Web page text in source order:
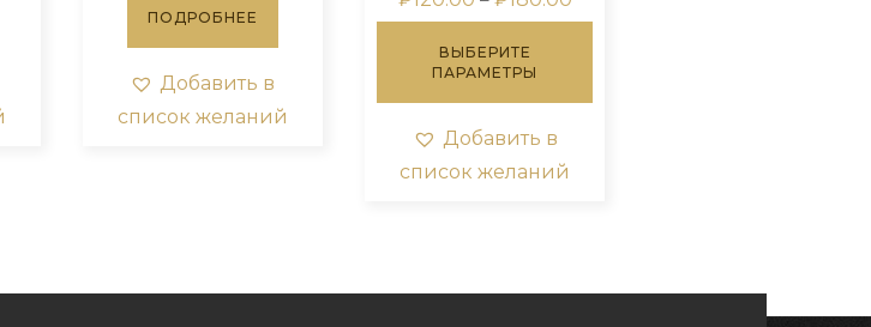
ПОДРОБНЕЕ
Добавить в
список желаний
цен:
₽180.00
ВЫБЕРИТЕ
ПАРАМЕТРЫ
несколько
Добавить в
список желаний